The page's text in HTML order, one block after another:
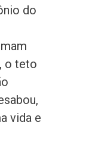
do
o teto
vida e